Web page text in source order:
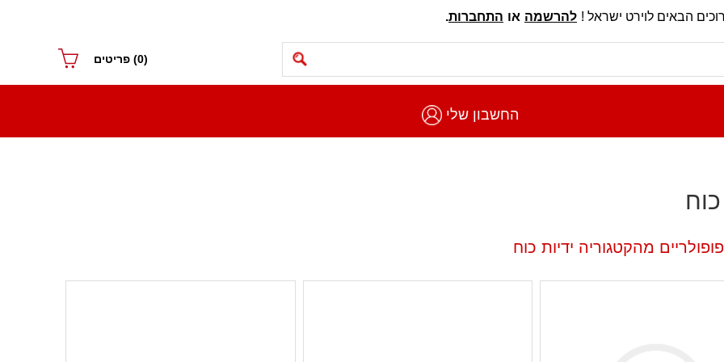
הבאים לוירט ישראל ! להרשמה או התחברות.
(0) פריטים
החשבון שלי
מהקטגוריה ידיות כוח